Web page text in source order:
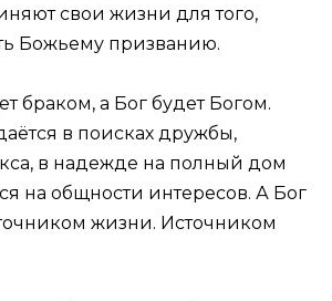
свои жизни для того,
Божьему призванию.
браком, а Бог будет Богом.
в поисках дружбы,
в надежде на полный дом
на общности интересов. А Бог
жизни. Источником